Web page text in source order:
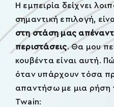
Η εμπειρία δείχνει
σημαντική επιλογή,
στη στάση μας
περιστάσεις. Θα μου
κουβέντα είναι αυτή.
όταν υπάρχουν τόσα
απαντήσω με μια ρήση
Twain: